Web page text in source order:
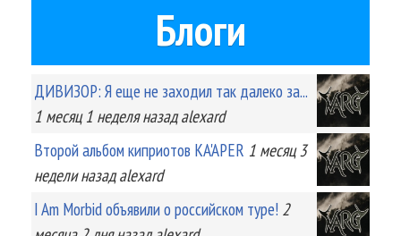
Блоги
ДИВИЗОР: Я еще не заходил так далеко за...
1 месяц 1 неделяназад alexard
Второй альбом киприотов KA'APER 1 месяц 3
неделиназад alexard
I Am Morbid объявили о российском туре! 2